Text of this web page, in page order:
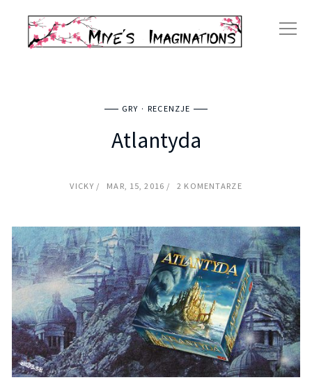
GRY RECENZJE
Atlantyda
VICKY MAR, 15, 2016 2 KOMENTARZE